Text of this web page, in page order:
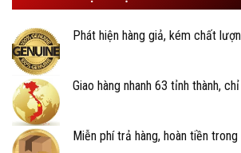
Phát hiện hàng giả, kém chất
Giao hàng nhanh 63 tỉnh thành,
Miễn phí trả hàng, hoàn tiền trong